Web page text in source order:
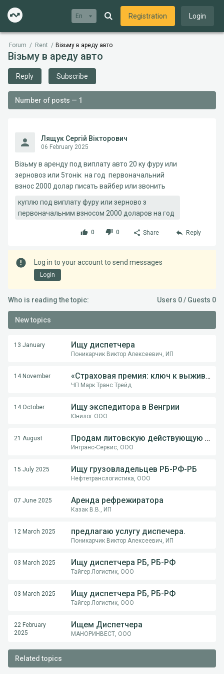
En Registration Login
Forum / Rent / Візьму в ареду авто
Візьму в ареду авто
Reply Subscribe
Number of posts — 1
Лящук Сергій Вікторович
06 February 2025
Візьму в аренду под виплату авто 20 ку фуру или
зерновоз или 5тонік на год первоначальний
взнос 2000 долар писать вайбер или звонить
куплю под виплату фуру или зерново з
первоначальним взносом 2000 доларов на год
0 0 Share Reply
Log in to your account to send messages
Login
Who is reading the topic: Users 0 / Guests 0
New topics
13 January Ищу диспетчера
Поникарчик Виктор Алексеевич, ИП
14 November «Страховая премия: ключ к выживанию перевозчика в международной логистике»
ЧП Марк Транс Трейд
14 October Ищу экспедитора в Венгрии
Юнилог ООО
21 August Продам литовскую действующую компанию
Интранс-Сервис, ООО
15 July 2025 Ищу грузовладельцев РБ-РФ-РБ
Нефтетранслогистика, ООО
07 June 2025 Аренда рефрежиратора
Казак В.В., ИП
12 March 2025 предлагаю услугу диспечера.
Поникарчик Виктор Алексеевич, ИП
03 March 2025 Ищу диспетчера РБ, РБ-РФ
Тайгер Логистик, ООО
03 March 2025 Ищу диспетчера РБ, РБ-РФ
Тайгер Логистик, ООО
22 February
2025
Ищем Диспетчера
МАНОРИНВЕСТ, ООО
Related topics